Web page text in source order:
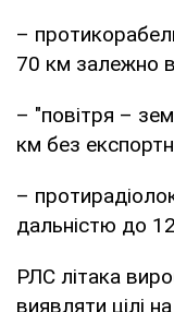
–
70 км залежно
– "повітря –
км без
–
дальністю до
РЛС літака
виявляти цілі